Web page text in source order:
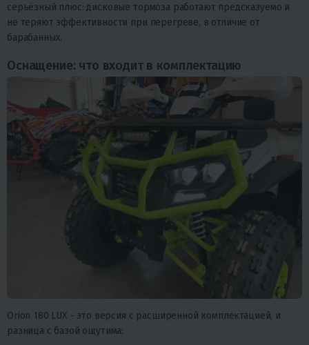
серьёзный плюс: дисковые тормоза работают предсказуемо и
не теряют эффективности при перегреве, в отличие от
барабанных.
Оснащение: что входит в комплектацию
Orion 180 LUX - это версия с расширенной комплектацией, и
разница с базой ощутима: